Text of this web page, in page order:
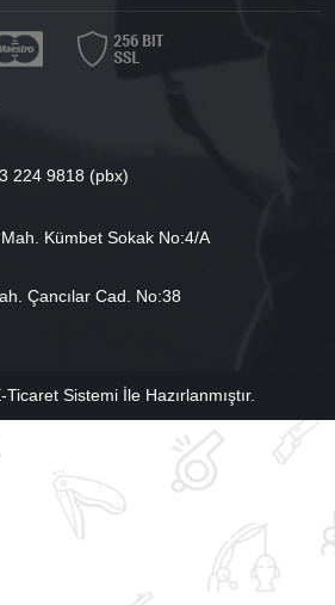
224 9818 (pbx)
Kümbet Sokak No:4/A
Çancılar Cad. No:38
Sistemiİle Hazırlanmıştır.